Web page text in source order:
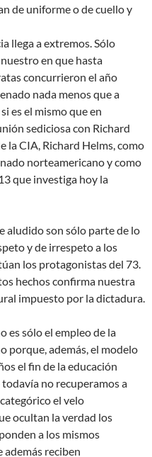
de uniforme o de cuello y
llega a extremos. Sólo
en que hasta
concurrieron el año
nada menos que a
es el mismo que en
sediciosa con Richard
la CIA, Richard Helms, como
norteamericano y como
que investiga hoy la
aludido son sólo parte de lo
y de irrespeto a los
los protagonistas del 73.
hechos confirma nuestra
impuesto por la dictadura.
es sólo el empleo de la
porque, además, el modelo
el fin de la educación
no recuperamos a
el velo
ocultan la verdad los
a los mismos
además reciben